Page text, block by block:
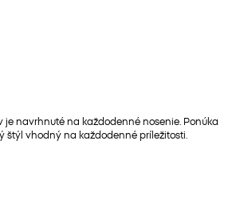
je navrhnuté na každodenné nosenie. Ponúka
štýl vhodný na každodenné príležitosti.